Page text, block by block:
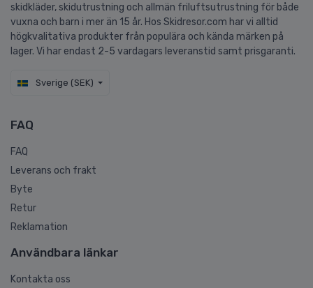
skidkläder, skidutrustning och allmän friluftsutrustning för både
vuxna och barn i mer än 15 år. Hos Skidresor.com har vi alltid
högkvalitativa produkter från populära och kända märken på
lager. Vi har endast 2-5 vardagars leveranstid samt prisgaranti.
Sverige (SEK)
FAQ
FAQ
Leverans och frakt
Byte
Retur
Reklamation
Användbara länkar
Kontakta oss